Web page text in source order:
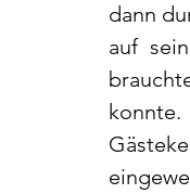
dann
auf